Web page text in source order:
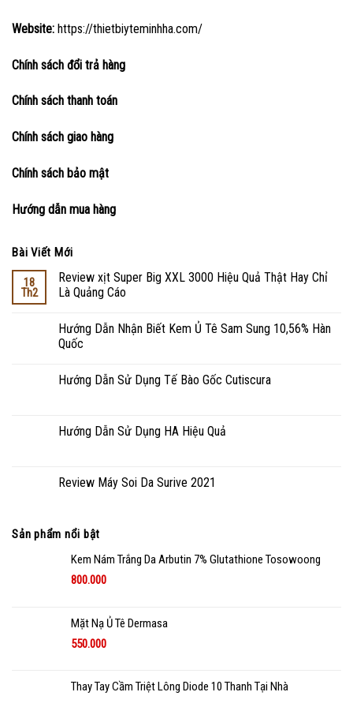
Website: https://thietbiyteminhha.com/
Chính sách đổi trả hàng
Chính sách thanh toán
Chính sách giao hàng
Chính sách bảo mật
Hướng dẫn mua hàng
Bài Viết Mới
18
Th2
Review xịt Super Big XXL 3000 Hiệu Quả Thật Hay Chỉ
Là Quảng Cáo
Hướng Dẫn Nhận Biết Kem Ủ Tê Sam Sung 10,56% Hàn
Quốc
Hướng Dẫn Sử Dụng Tế Bào Gốc Cutiscura
Hướng Dẫn Sử Dụng HA Hiệu Quả
Review Máy Soi Da Surive 2021
Sản phẩm nổi bật
Kem Nám Trắng Da Arbutin 7% Glutathione Tosowoong
800.000
Mặt Nạ Ủ Tê Dermasa
550.000
Thay Tay Cầm Triệt Lông Diode 10 Thanh Tại Nhà